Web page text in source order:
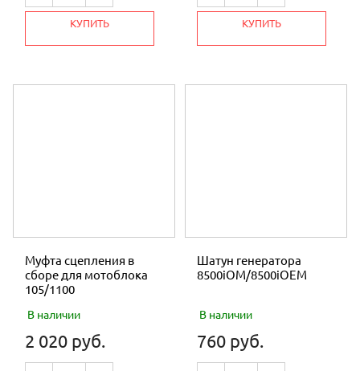
КУПИТЬ КУПИТЬ
Муфта сцепления в
сборе для мотоблока
105/1100
В наличии
2 020 руб.
Шатун генератора
8500iOM/8500iOEM
В наличии
760 руб.